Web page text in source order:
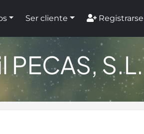
Ser cliente Registrarse
S.L.